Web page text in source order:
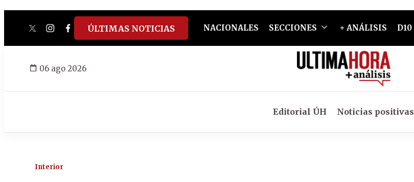
twitterinstagram
facebook
tiktokyoutube
spotify
ÚLTIMAS NOTICIAS NACIONALES SECCIONES + ANÁLISIS D10
06 ago 2026
Editorial ÚH Noticias positivas
Interior